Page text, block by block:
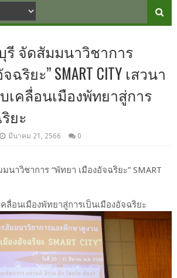
รี จัดสัมมนาวิชาการ
ริยะ” SMART CITY เสวนา
เคลื่อนเมืองพัทยาสู่การ
ยะ
มีนาคม 21, 2566 0
นาวิชาการ “พัทยา เมืองอัจฉริยะ” SMART
ลื่อนเมืองพัทยาสู่การเป็นเมืองอัจฉริยะ